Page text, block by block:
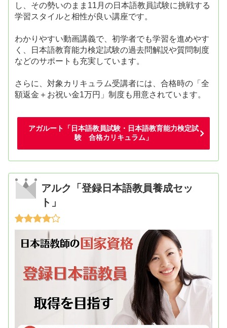
し、その勢いのまま11月の日本語教員試験に挑戦する
学習スタイルと相性が良い講座です。
わかりやすい動画講義で、初学者でも学習を進めやす
く、日本語教育能力検定試験の過去問解説や質問制度
などのサポートも充実しています。
さらに、対象カリキュラム受講者には、合格時の「全
額返金＋お祝い金1万円」制度も用意されています。
アガルート「日本語教員試験・日本語教育能力検定試
験 合格カリキュラム」
アルク「登録日本語教員養成セッ
ト」